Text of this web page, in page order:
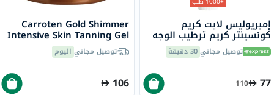
إمبريوليس لايت كريم
كونسينتر كريم ترطيب الوجه
متعدد الاستخدامات 75 مل
توصيل مجاني30 دقيقة
77
110
Carroten Gold Shimmer
Intensive Skin Tanning Gel
150mlتوصيل مجاني اليوم
106